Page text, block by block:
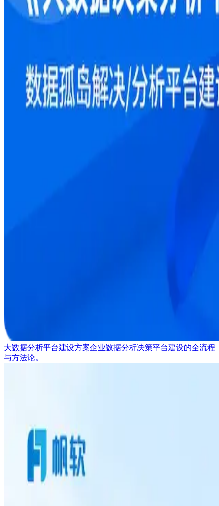
大数据分析平台建设方案企业数据分析决策平台建设的全流程
与方法论。